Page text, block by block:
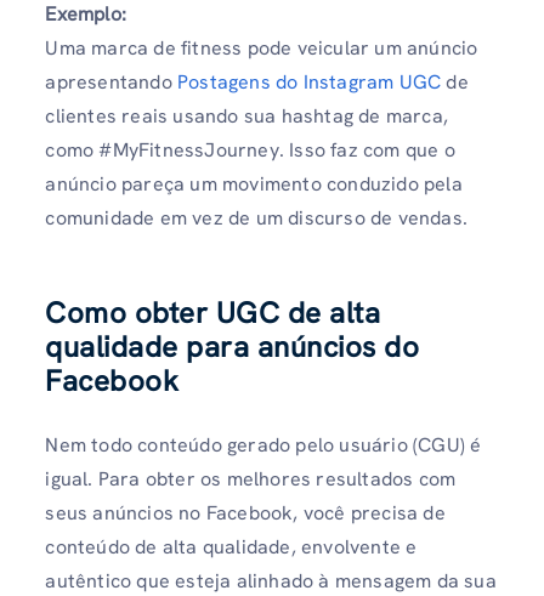
Exemplo:
Uma marca de fitness pode veicular um anúncio
apresentando Postagens do Instagram UGCde
clientes reais usando sua hashtag de marca,
como #MyFitnessJourney. Isso faz com que o
anúncio pareça um movimento conduzido pela
comunidade em vez de um discurso de vendas.
Como obter UGC de alta
qualidade para anúncios do
Facebook
Nem todo conteúdo gerado pelo usuário (CGU) é
igual. Para obter os melhores resultados com
seus anúncios no Facebook, você precisa de
conteúdo de alta qualidade, envolvente e
autêntico que esteja alinhado à mensagem da sua